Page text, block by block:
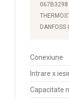
067B3298
Conexiune
Intrare x
Capacitate